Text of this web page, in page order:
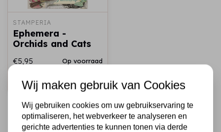
STAMPERIA
Ephemera -
Orchids and Cats
€5,95 Op voorraad
Snel toevoegen
Wij maken gebruik van Cookies
Wij gebruiken cookies om uw gebruikservaring te
optimaliseren, het webverkeer te analyseren en
gerichte advertenties te kunnen tonen via derde